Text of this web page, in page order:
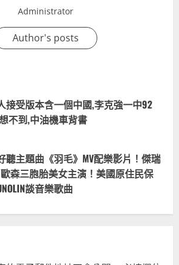
Administrator
Author's posts
接受版本含一個中國,李克強一中92
不到,中油機車背書
聽主題曲《羽毛》MV配樂影片！傑瑞
森三胞胎美女主演！美國原住民保
談音樂歌曲